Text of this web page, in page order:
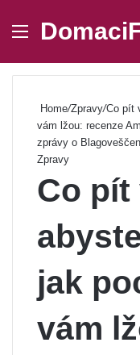
Menu
Home/Zpravy/Co pít
vám lžou: recenze
zprávy o
Zpravy
Co pít
jak
vám